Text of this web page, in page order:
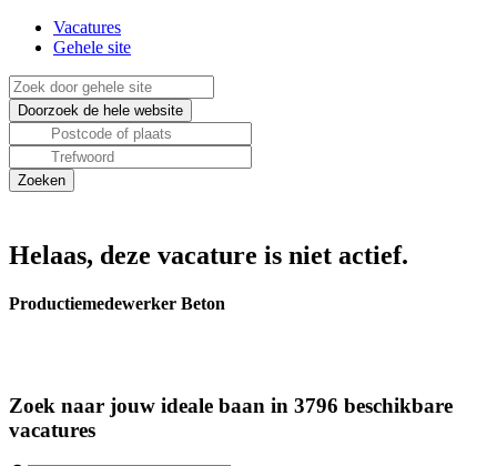
Vacatures
Gehele site
Helaas, deze vacature is niet actief.
Productiemedewerker Beton
Zoek naar jouw ideale baan in 3796 beschikbare
vacatures